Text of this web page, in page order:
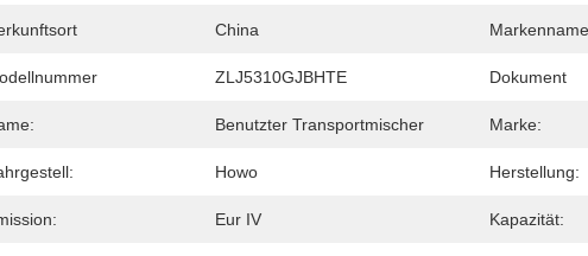
China Markenname
ZLJ5310GJBHTE Dokument
Benutzter Transportmischer Marke:
Howo Herstellung:
Eur IV Kapazität: